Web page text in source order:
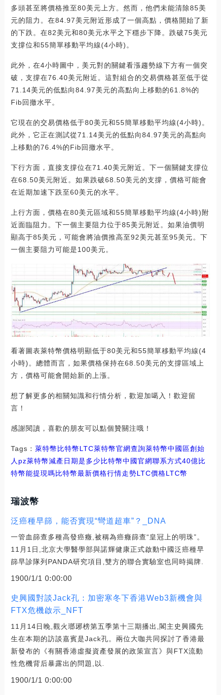
多頭甚至將價格推至80美元上方。然而，他們未能清除85美
元的阻力。在84.97美元附近形成了一個高點，價格開始了新
的下跌。在82美元和80美元水平之下穩步下降。跌破75美元
支撐位和55簡單移動平均線(4小時)。
此外，在4小時圖中，美元對的關鍵看漲趨勢線下方有一個突
破，支撐在76.40美元附近。這對組合的交易價格甚至低于從
71.14美元的低點向84.97美元的高點向上移動的61.8%的
Fib回撤水平。
它現在的交易價格低于80美元和55簡單移動平均線(4小時)。
此外，它正在測試從71.14美元的低點向84.97美元的高點向
上移動的76.4%的Fib回撤水平。
下行方面，直接支撐位在71.40美元附近。下一個關鍵支撐位
在68.50美元附近。如果跌破68.50美元的支撐，價格可能會
在近期加速下跌至60美元的水平。
上行方面，價格在80美元區域和55簡單移動平均線(4小時)附
近面臨阻力。下一個主要阻力位于85美元附近。如果油價明
顯高于85美元，可能會將油價推高至92美元甚至95美元。下
一個主要阻力可能是100美元。
看著圖表萊特幣價格明顯低于80美元和55簡單移動平均線(4
小時)。總體而言，如果價格保持在68.50美元的支撐區域上
方，價格可能會開始新的上漲。
想了解更多的相關知識和行情分析，歡迎加噶入！歡迎留
言！
感謝閱讀，喜歡的朋友可以點個贊關注哦！
Tags： 萊特幣 比特幣LTC萊特幣官網查詢萊特幣中國區創始
人pz萊特幣減產日期是多少比特幣中國官網聯系方式40億比
特幣能提現嗎比特幣最新價格行情走勢LTC價格LTC幣
瑞波幣
泛癌種早篩，能否實現“彎道超車”？_DNA
一管血篩查多種高發癌癥,被稱為癌癥篩查“皇冠上的明珠”。
11月1日,北京大學醫學部與諾輝健康正式啟動中國泛癌種早
篩早診隊列PANDA研究項目,雙方的聯合實驗室也同時揭牌.
1900/1/1 0:00:00
史興國對談Jack孔：加密寒冬下香港Web3新機會與
FTX危機啟示_NFT
11月14日晚,觀火瑯琊榜第五季第十三期播出,閣主史興國先
生在本期的訪談嘉賓是Jack孔。兩位大咖共同探討了香港最
新發布的《有關香港虛擬資產發展的政策宣言》與FTX流動
性危機背后暴露出的問題,以.
1900/1/1 0:00:00